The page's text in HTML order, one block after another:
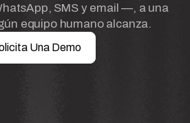
SMS y email —, a una
equipo humano alcanza.
Una Demo